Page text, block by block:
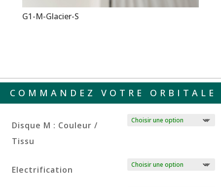
G1-M-Glacier-S
COMMANDEZ VOTRE ORBITALE
Disque M : Couleur /
Tissu
Electrification